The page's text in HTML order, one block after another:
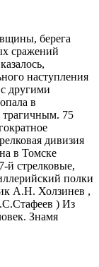
берега
сражений
наступления
другими
в
трагичным. 75
дивизия
в Томске
й стрелковые,
полки
А.Н. Холзинев ,
) Из
Знамя